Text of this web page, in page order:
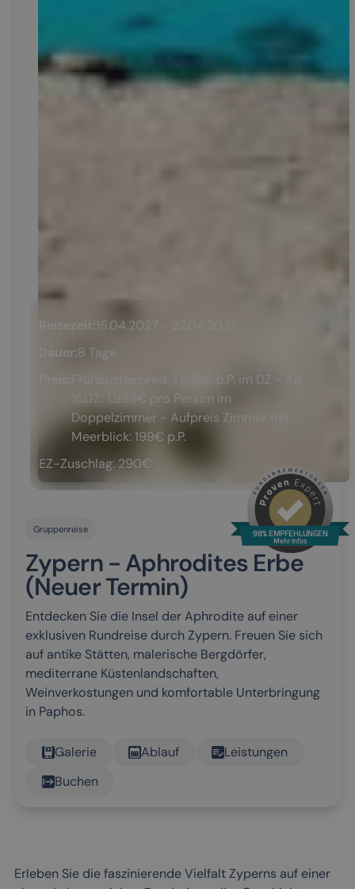
Gruppenreise
Zypern - Aphrodites Erbe
(Neuer Termin)
Entdecken Sie die Insel der Aphrodite auf einer
exklusiven Rundreise durch Zypern. Freuen Sie sich
auf antike Stätten, malerische Bergdörfer,
mediterrane Küstenlandschaften,
Weinverkostungen und komfortable Unterbringung
in Paphos.
Galerie Ablauf
Leistungen
Buchen
Reisezeit:15.04.2027 - 22.04.2027
Dauer:8 Tage
Preis:Frühbucherpreis: 1.899€ p.P. im DZ - Ab
16.07.: 1.999€ pro Person im
Doppelzimmer - Aufpreis Zimmer mit
Meerblick: 199€ p.P.
EZ-Zuschlag: 290€
98% EMPFEHLUNGEN
Mehr Infos
Erleben Sie die faszinierende Vielfalt Zyperns auf einer